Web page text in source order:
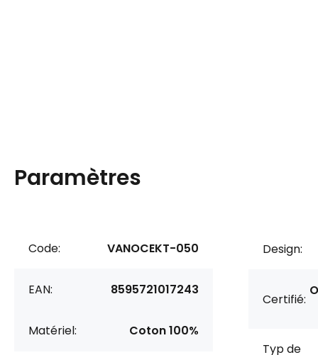
Paramètres
Code: VANOCEKT-050
EAN: 8595721017243
Matériel: Coton 100%
Design:
Certifié:
Typ de